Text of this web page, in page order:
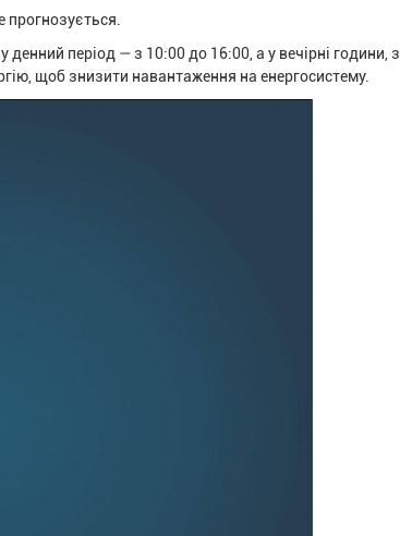
період — з 10:00 до 16:00, а у вечірні години, з
щоб знизити навантаження на енергосистему.